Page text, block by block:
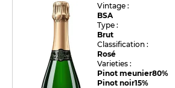
Vintage :
BSA
Type :
Brut
Classification :
Rosé
Varieties :
Pinot meunier80%
Pinot noir15%